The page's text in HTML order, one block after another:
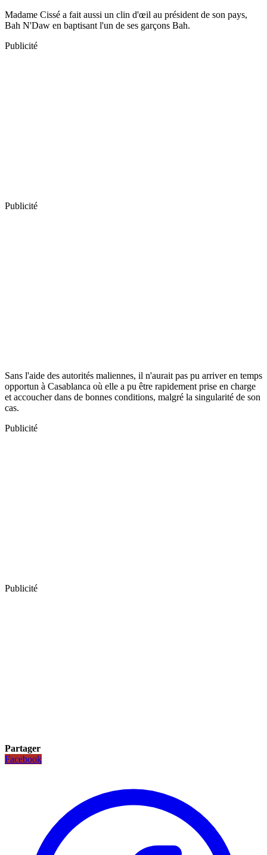
Madame Cissé a fait aussi un clin d'œil au président de son pays,
Bah N'Daw en baptisant l'un de ses garçons Bah.
Publicité
Publicité
Sans l'aide des autorités maliennes, il n'aurait pas pu arriver en temps
opportun à Casablanca où elle a pu être rapidement prise en charge
et accoucher dans de bonnes conditions, malgré la singularité de son
cas.
Publicité
Publicité
Partager
Facebook